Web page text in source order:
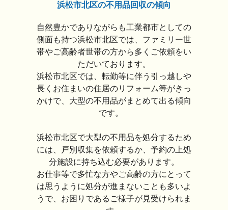
浜松市北区の不用品回収の傾向
自然豊かでありながらも工業都市としての
側面も持つ浜松市北区では、ファミリー世
帯やご高齢者世帯の方から多くご依頼をい
ただいております。
浜松市北区では、転勤等に伴う引っ越しや
長くお住まいの住居のリフォーム等がきっ
かけで、大型の不用品がまとめて出る傾向
です。
浜松市北区で大型の不用品を処分するため
には、戸別収集を依頼するか、予約の上処
分施設に持ち込む必要があります。
お仕事等で多忙な方やご高齢の方にとって
は思うように処分が進まないことも多いよ
うで、お困りであるご様子が見受けられま